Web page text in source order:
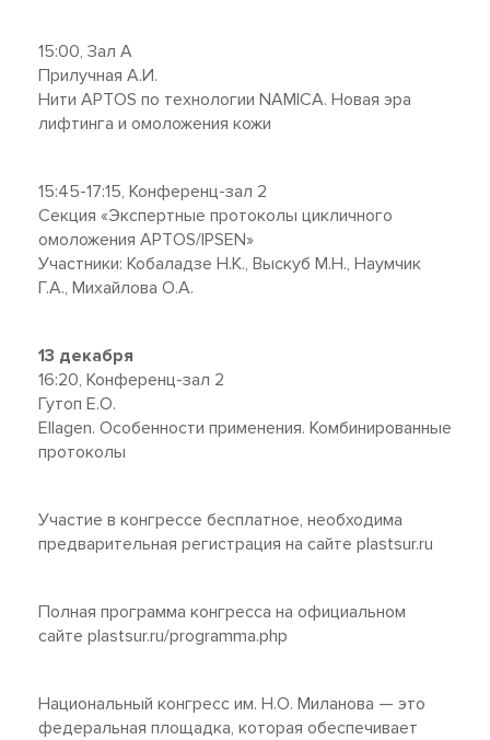
15:00, Зал А
Прилучная А.И.
Нити APTOS по технологии NAMICA. Новая эра
лифтинга и омоложения кожи
15:45-17:15, Конференц-зал 2
Секция «Экспертные протоколы цикличного
омоложения APTOS/IPSEN»
Участники: Кобаладзе Н.К., Выскуб М.Н., Наумчик
Г.А., Михайлова О.А.
13 декабря
16:20, Конференц-зал 2
Гутоп Е.О.
Ellagen. Особенности применения. Комбинированные
протоколы
Участие в конгрессе бесплатное, необходима
предварительная регистрация на сайте plastsur.ru
Полная программа конгресса на официальном
сайте plastsur.ru/programma.php
Национальный конгресс им. Н.О. Миланова — это
федеральная площадка, которая обеспечивает